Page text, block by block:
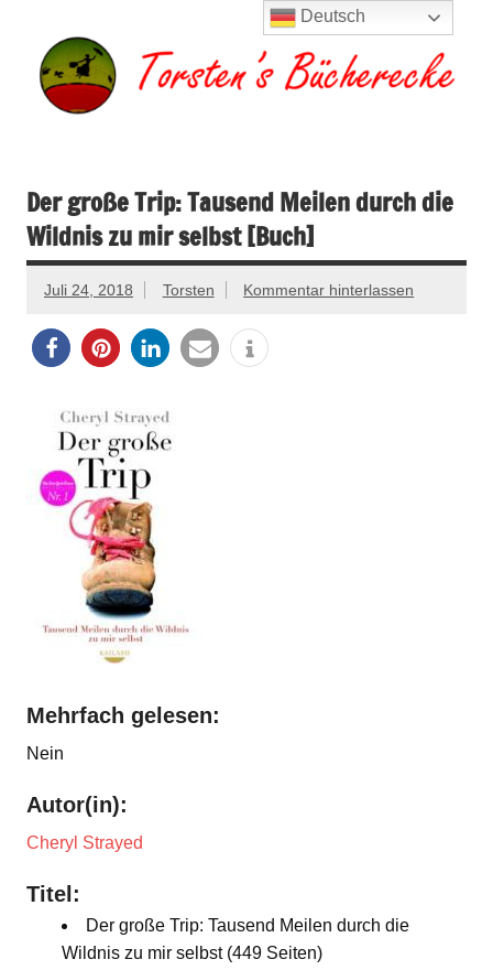
springen
Der große Trip: Tausend Meilen durch die
Wildnis zu mir selbst [Buch]
Juli 24, 2018 Torsten Kommentar hinterlassen
Mehrfach gelesen:
Nein
Autor(in):
Cheryl Strayed
Titel:
Der große Trip: Tausend Meilen durch die
Wildnis zu mir selbst (449 Seiten)
Deutsch